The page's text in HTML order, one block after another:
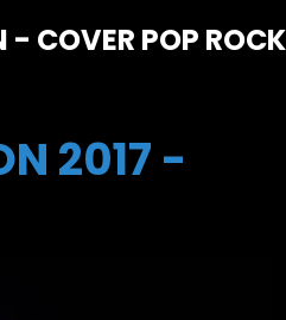
- COVER POP ROCK
2017 -